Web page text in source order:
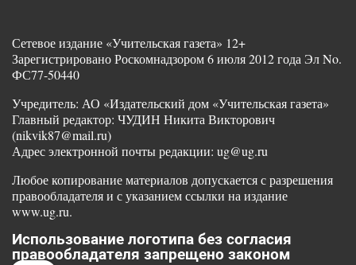
Сетевое издание «Учительская газета» 12+
Зарегистрировано Роскомнадзором 6 июля 2012 года Эл No.
ФС77-50440
Учредитель: АО «Издательский дом «Учительская газета»
Главный редактор: ЧУДИН Никита Викторович
(nikvik87@mail.ru)
Адрес электронной почты редакции: ug@ug.ru
Любое копирование материалов допускается с разрешения
правообладателя и с указанием ссылки на издание
www.ug.ru.
Использование логотипа без согласия
правообладателя запрещено законом